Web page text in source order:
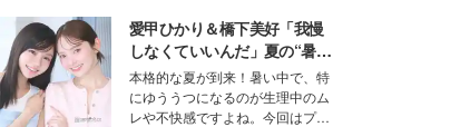
な美容の常識を大きく変える可能
性を秘めた、革新的な「Water
Capturing Skin（ウォーターキャ
プチャリングスキン：捕水肌）」
技術を、花王が構築した。
愛甲ひかり＆橋下美好「我慢
しなくていいんだ」夏の“暑さ
対策”の新しい選択肢とは？
本格的な夏が到来！暑い中で、特
にゆううつになるのが生理中のム
レや不快感ですよね。今回はプラ